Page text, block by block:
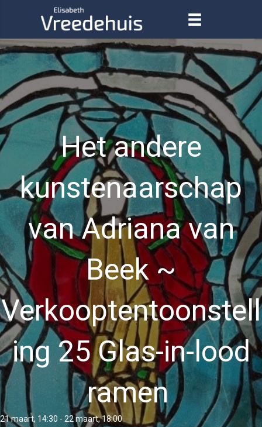
Het andere
kunstenaarschap
van Adriana van
Beek ~
Verkooptentoonstell
ing 25 Glas-in-lood
ramen
21 maart, 14:30 - 22 maart, 18:00